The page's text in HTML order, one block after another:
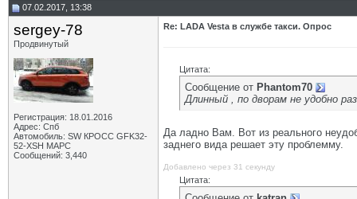
07.02.2017, 13:38
sergey-78
Продвинутый
Регистрация: 18.01.2016
Адрес: Спб
Автомобиль: SW КРОСС GFK32-
52-XSH МАРС
Сообщений: 3,440
Re: LADA Vesta в службе такси. Опрос
Цитата:
Сообщение от Phantom70
Длинный , по дворам не удобно
Да ладно Вам. Вот из реального
заднего вида решает эту проблемму.
Добавлено через 31 секунду
Цитата: